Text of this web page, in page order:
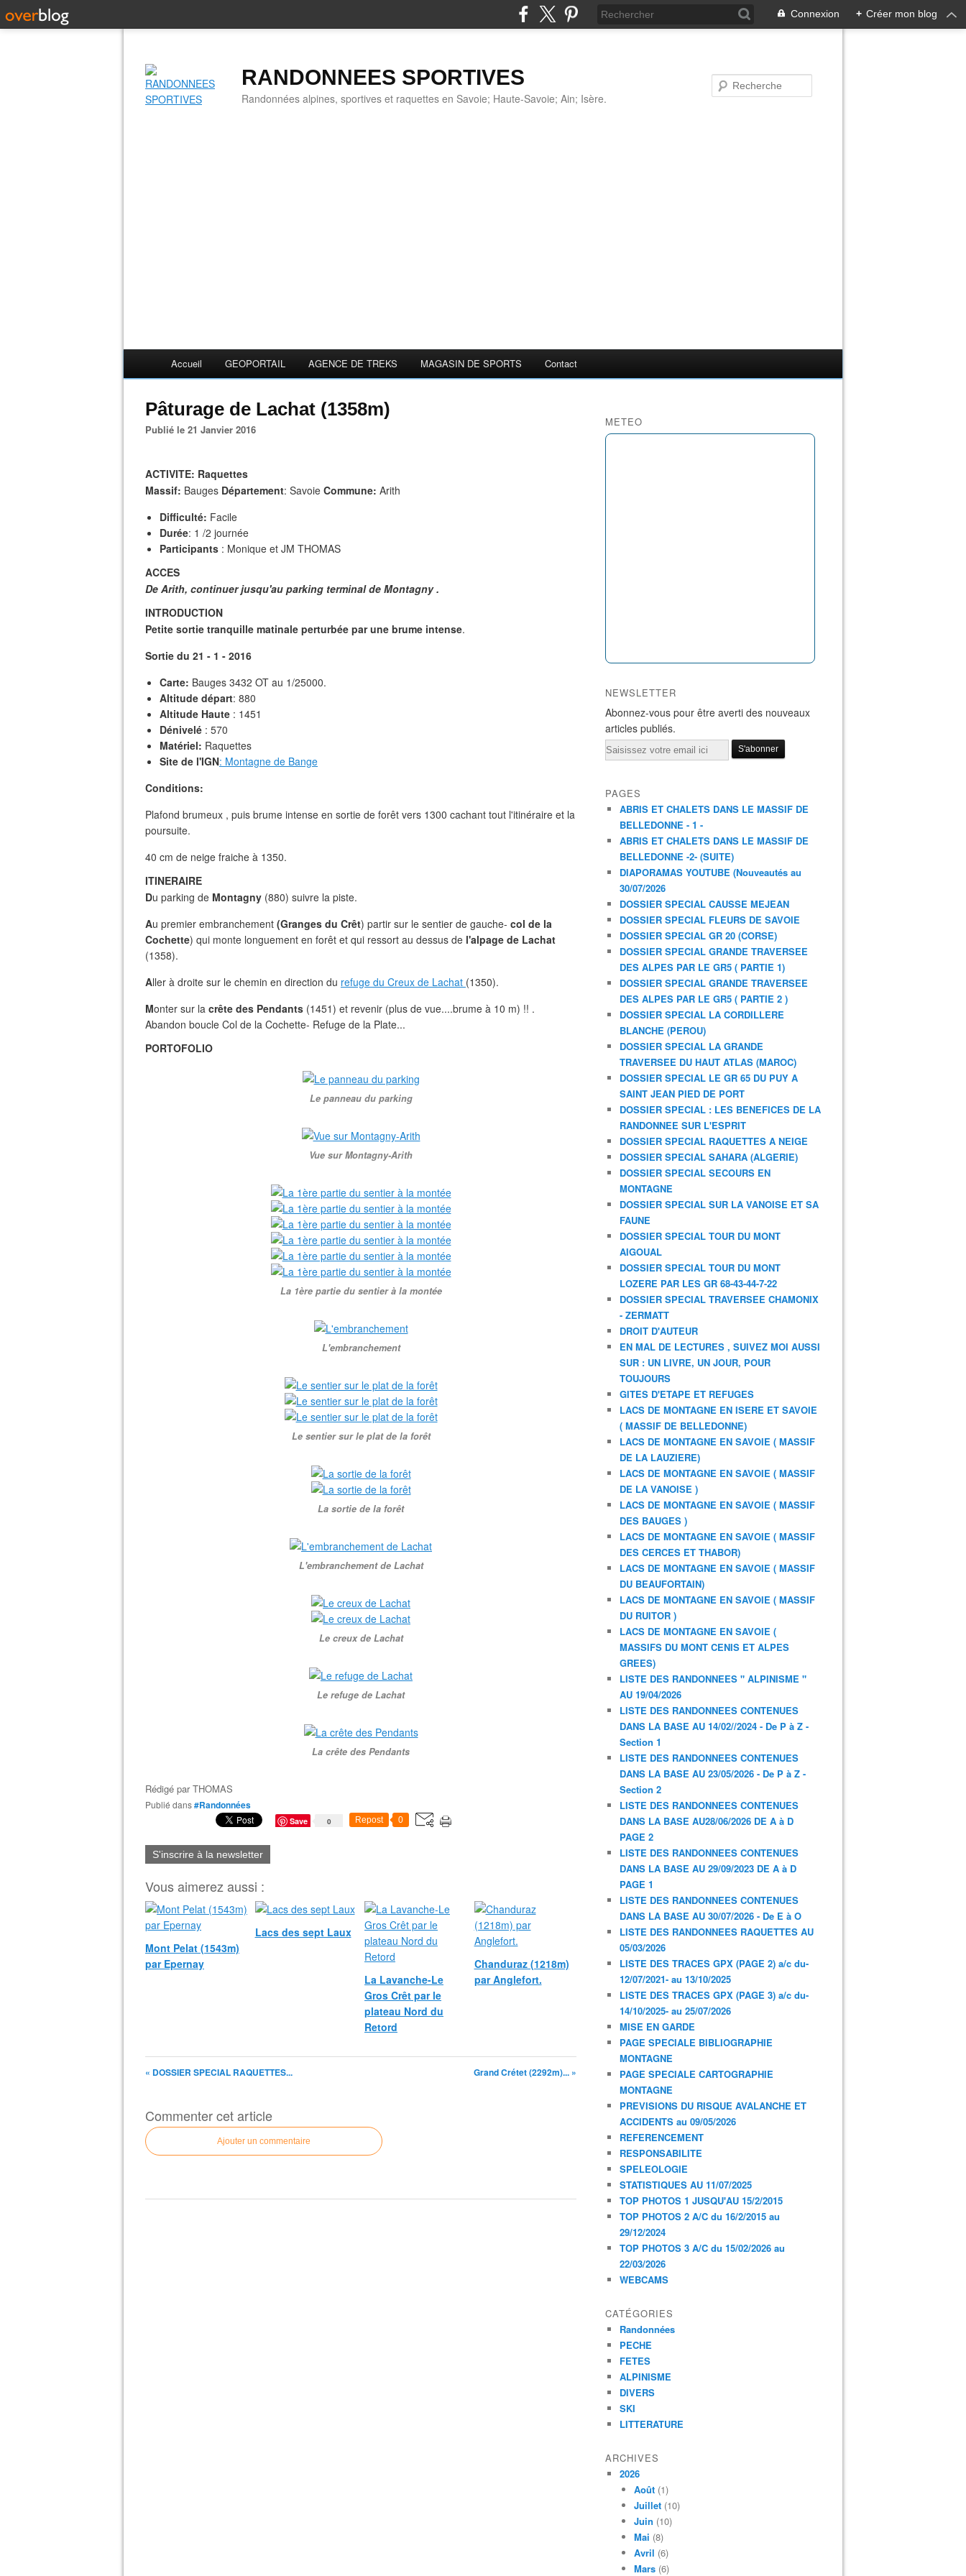
Connexion + Créer mon blog
RANDONNEES SPORTIVES
Randonnées alpines, sportives et raquettes en Savoie; Haute-Savoie; Ain; Isère.
Accueil GEOPORTAIL AGENCE DE TREKS MAGASIN DE SPORTS Contact
Pâturage de Lachat (1358m)
Publié le 21 Janvier 2016
ACTIVITE: Raquettes
Massif: Bauges Département: Savoie Commune: Arith
Difficulté: Facile
Durée: 1 /2 journée
Participants : Monique et JM THOMAS
ACCES
De Arith, continuer jusqu'au parking terminal de Montagny .
INTRODUCTION
Petite sortie tranquille matinale perturbée par une brume intense.
Sortie du 21 - 1 - 2016
Carte: Bauges 3432 OT au 1/25000.
Altitude départ: 880
Altitude Haute : 1451
Dénivelé : 570
Matériel: Raquettes
Site de l'IGN: Montagne de Bange
Conditions:
Plafond brumeux , puis brume intense en sortie de forêt vers 1300 cachant tout l'itinéraire et la
poursuite.
40 cm de neige fraiche à 1350.
ITINERAIRE
Du parking de Montagny (880) suivre la piste.
Au premier embranchement (Granges du Crêt) partir sur le sentier de gauche- col de la
Cochette) qui monte longuement en forêt et qui ressort au dessus de l'alpage de Lachat
(1358).
Aller à droite sur le chemin en direction du refuge du Creux de Lachat (1350).
Monter sur la crête des Pendants (1451) et revenir (plus de vue....brume à 10 m) !! .
Abandon boucle Col de la Cochette- Refuge de la Plate...
PORTOFOLIO
Le panneau du parking
Vue sur Montagny-Arith
La 1ère partie du sentier à la montée
L'embranchement
Le sentier sur le plat de la forêt
La sortie de la forêt
L'embranchement de Lachat
Le creux de Lachat
Le refuge de Lachat
La crête des Pendants
Rédigé parTHOMAS
Publié dans#Randonnées
0
Save Repost 0
S'inscrire à la newsletter
Vous aimerez aussi :
Mont Pelat (1543m)
par Epernay
Lacs des sept Laux
La Lavanche-Le
Gros Crêt par le
plateau Nord du
Retord
Chanduraz (1218m)
par Anglefort.
« DOSSIER SPECIAL RAQUETTES... Grand Crétet (2292m)... »
Commenter cet article
Ajouter un commentaire
METEO
NEWSLETTER
Abonnez-vous pour être averti des nouveaux
articles publiés.
Email
PAGES
ABRIS ET CHALETS DANS LE MASSIF DE
BELLEDONNE - 1 -
ABRIS ET CHALETS DANS LE MASSIF DE
BELLEDONNE -2- (SUITE)
DIAPORAMAS YOUTUBE (Nouveautés au
30/07/2026
DOSSIER SPECIAL CAUSSE MEJEAN
DOSSIER SPECIAL FLEURS DE SAVOIE
DOSSIER SPECIAL GR 20 (CORSE)
DOSSIER SPECIAL GRANDE TRAVERSEE
DES ALPES PAR LE GR5 ( PARTIE 1)
DOSSIER SPECIAL GRANDE TRAVERSEE
DES ALPES PAR LE GR5 ( PARTIE 2 )
DOSSIER SPECIAL LA CORDILLERE
BLANCHE (PEROU)
DOSSIER SPECIAL LA GRANDE
TRAVERSEE DU HAUT ATLAS (MAROC)
DOSSIER SPECIAL LE GR 65 DU PUY A
SAINT JEAN PIED DE PORT
DOSSIER SPECIAL : LES BENEFICES DE LA
RANDONNEE SUR L'ESPRIT
DOSSIER SPECIAL RAQUETTES A NEIGE
DOSSIER SPECIAL SAHARA (ALGERIE)
DOSSIER SPECIAL SECOURS EN
MONTAGNE
DOSSIER SPECIAL SUR LA VANOISE ET SA
FAUNE
DOSSIER SPECIAL TOUR DU MONT
AIGOUAL
DOSSIER SPECIAL TOUR DU MONT
LOZERE PAR LES GR 68-43-44-7-22
DOSSIER SPECIAL TRAVERSEE CHAMONIX
- ZERMATT
DROIT D'AUTEUR
EN MAL DE LECTURES , SUIVEZ MOI AUSSI
SUR : UN LIVRE, UN JOUR, POUR
TOUJOURS
GITES D'ETAPE ET REFUGES
LACS DE MONTAGNE EN ISERE ET SAVOIE
( MASSIF DE BELLEDONNE)
LACS DE MONTAGNE EN SAVOIE ( MASSIF
DE LA LAUZIERE)
LACS DE MONTAGNE EN SAVOIE ( MASSIF
DE LA VANOISE )
LACS DE MONTAGNE EN SAVOIE ( MASSIF
DES BAUGES )
LACS DE MONTAGNE EN SAVOIE ( MASSIF
DES CERCES ET THABOR)
LACS DE MONTAGNE EN SAVOIE ( MASSIF
DU BEAUFORTAIN)
LACS DE MONTAGNE EN SAVOIE ( MASSIF
DU RUITOR )
LACS DE MONTAGNE EN SAVOIE (
MASSIFS DU MONT CENIS ET ALPES
GREES)
LISTE DES RANDONNEES " ALPINISME "
AU 19/04/2026
LISTE DES RANDONNEES CONTENUES
DANS LA BASE AU 14/02//2024 - De P à Z -
Section 1
LISTE DES RANDONNEES CONTENUES
DANS LA BASE AU 23/05/2026 - De P à Z -
Section 2
LISTE DES RANDONNEES CONTENUES
DANS LA BASE AU28/06/2026 DE A à D
PAGE 2
LISTE DES RANDONNEES CONTENUES
DANS LA BASE AU 29/09/2023 DE A à D
PAGE 1
LISTE DES RANDONNEES CONTENUES
DANS LA BASE AU 30/07/2026 - De E à O
LISTE DES RANDONNEES RAQUETTES AU
05/03/2026
LISTE DES TRACES GPX (PAGE 2) a/c du-
12/07/2021- au 13/10/2025
LISTE DES TRACES GPX (PAGE 3) a/c du-
14/10/2025- au 25/07/2026
MISE EN GARDE
PAGE SPECIALE BIBLIOGRAPHIE
MONTAGNE
PAGE SPECIALE CARTOGRAPHIE
MONTAGNE
PREVISIONS DU RISQUE AVALANCHE ET
ACCIDENTS au 09/05/2026
REFERENCEMENT
RESPONSABILITE
SPELEOLOGIE
STATISTIQUES AU 11/07/2025
TOP PHOTOS 1 JUSQU'AU 15/2/2015
TOP PHOTOS 2 A/C du 16/2/2015 au
29/12/2024
TOP PHOTOS 3 A/C du 15/02/2026 au
22/03/2026
WEBCAMS
CATÉGORIES
Randonnées
PECHE
FETES
ALPINISME
DIVERS
SKI
LITTERATURE
ARCHIVES
2026
Août (1)
Juillet (10)
Juin (10)
Mai (8)
Avril (6)
Mars (6)